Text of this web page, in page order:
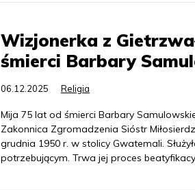
Wizjonerka z
śmierci Barbary
06.12.2025 Religia
Mija 75 lat od śmierci Barbary
Zakonnica Zgromadzenia Sióstr
grudnia 1950 r. w stolicy Gwatemali.
potrzebującym. Trwa jej proces